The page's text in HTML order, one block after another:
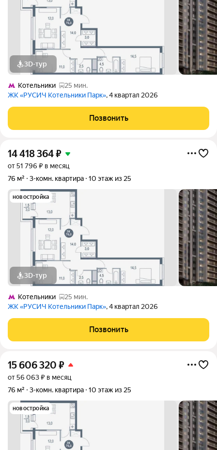
3D-тур
Котельники
25 мин.
ЖК «РУСИЧ Котельники Парк», 4 квартал 2026
Позвонить
14 418 364₽
от 51 796 ₽ в месяц
76 м²
3-комн. квартира 10 этаж из 25
новостройка
3D-тур
Котельники
25 мин.
ЖК «РУСИЧ Котельники Парк», 4 квартал 2026
Позвонить
15 606 320 ₽
от 56 063 ₽ в месяц
76 м²
3-комн. квартира 10 этаж из 25
новостройка